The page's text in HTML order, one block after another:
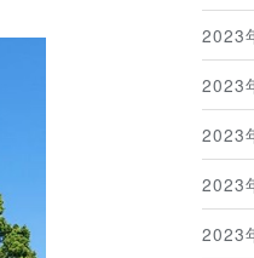
2023
2023
2023
2023
2023